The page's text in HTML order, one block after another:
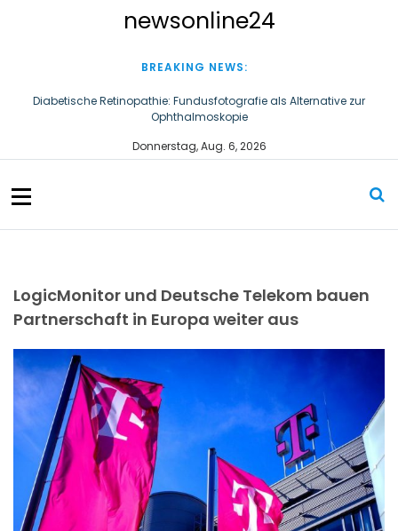
n
t
newsonline24
BREAKING NEWS:
Diabetische Retinopathie: Fundusfotografie als Alternative zur
Ophthalmoskopie
KS/AUXILIA stellt Weichen für die zukünftige Unternehmensführung
Donnerstag, Aug. 6, 2026
LogicMonitor und Deutsche Telekom bauen
Partnerschaft in Europa weiter aus